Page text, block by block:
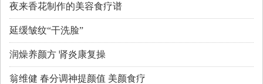
夜来香花制作的美容食疗谱
延缓皱纹“干洗脸”
润燥养颜方 肾炎康复操
翁维健 春分调神提颜值 美颜食疗